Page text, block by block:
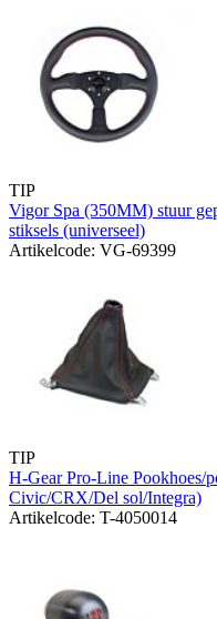
TIP
Vigor Spa (350MM) stuur
stiksels (universeel)
Artikelcode: VG-69399
TIP
H-Gear Pro-Line Pookhoes/
Civic/CRX/Del sol/Integra)
Artikelcode: T-4050014